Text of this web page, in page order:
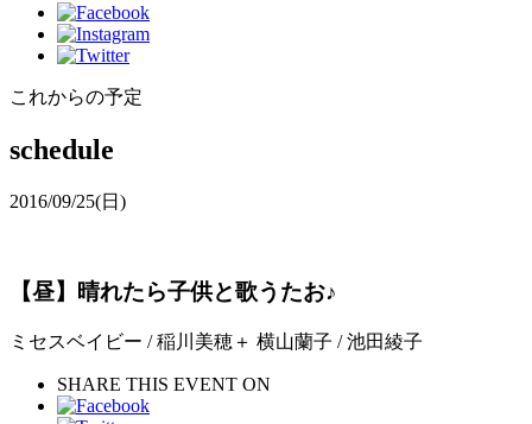
これからの予定
schedule
2016/09/25(日)
【昼】晴れたら子供と歌うたお♪
ミセスベイビー / 稲川美穂＋ 横山蘭子 / 池田綾子
SHARE THIS EVENT ON